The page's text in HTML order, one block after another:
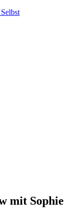
mit Sophie